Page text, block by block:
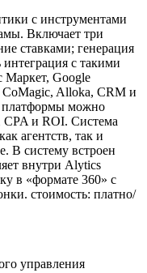
с инструментами
Включает три
ставками; генерация
с такими
Маркет, Google
CoMagic, Alloka, CRM и
платформы можно
CPA и ROI. Система
агентств, так и
В систему встроен
внутри Alytics
в «формате 360» с
стоимость: платно/
управления